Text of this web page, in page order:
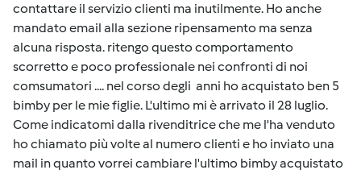
contattare il servizio clienti ma inutilmente. Ho anche
mandato email alla sezione ripensamento ma senza
alcuna risposta. ritengo questo comportamento
scorretto e poco professionale nei confronti di noi
comsumatori .... nel corso degli anni ho acquistato ben 5
bimby per le mie figlie. L'ultimo mi è arrivato il 28 luglio.
Come indicatomi dalla rivenditrice che me l'ha venduto
ho chiamato più volte al numero clienti e ho inviato una
mail in quanto vorrei cambiare l'ultimo bimby acquistato